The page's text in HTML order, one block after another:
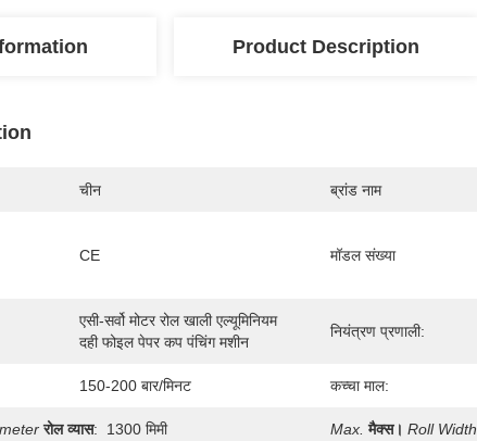
Product Description
चीन ब्रांड नाम
CE मॉडल संख्या
एसी-सर्वो मोटर रोल खाली एल्यूमिनियम
दही फोइल पेपर कप पंचिंग मशीन
नियंत्रण प्रणाली:
150-200 बार/मिनट कच्चा माल:
रोल व्यास: 1300 मिमी Max. मैक्स। Roll Width